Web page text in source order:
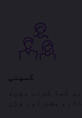
کمپنی
کیا کرتے ہیں،
مشن اور وژن